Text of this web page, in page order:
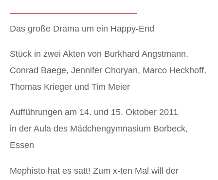
Das große Drama um ein Happy-End
Stück in zwei Akten von Burkhard Angstmann,
Conrad Baege, Jennifer Choryan, Marco Heckhoff,
Thomas Krieger und Tim Meier
Aufführungen am 14. und 15. Oktober 2011
in der Aula des Mädchengymnasium Borbeck,
Essen
Mephisto hat es satt! Zum x-ten Mal will der